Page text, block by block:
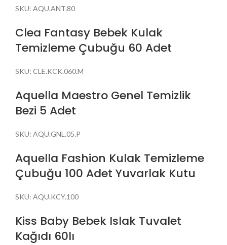
SKU: AQU.ANT.80
Clea Fantasy Bebek Kulak
Temizleme Çubuğu 60 Adet
SKU: CLE.KCK.060.M
Aquella Maestro Genel Temizlik
Bezi 5 Adet
SKU: AQU.GNL.05.P
Aquella Fashion Kulak Temizleme
Çubuğu 100 Adet Yuvarlak Kutu
SKU: AQU.KCY.100
Kiss Baby Bebek Islak Tuvalet
Kağıdı 60lı